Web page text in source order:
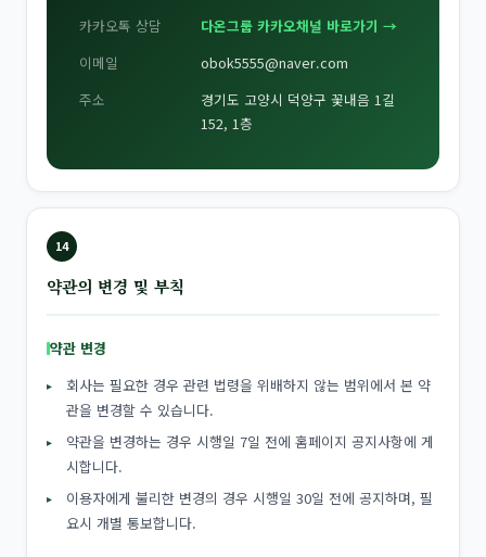
카카오톡 상담
다온그룹 카카오채널 바로가기 →
이메일
obok5555@naver.com
주소
경기도 고양시 덕양구 꽃내음 1길
152, 1층
14
약관의 변경 및 부칙
약관 변경
회사는 필요한 경우 관련 법령을 위배하지 않는 범위에서 본 약
관을 변경할 수 있습니다.
약관을 변경하는 경우 시행일 7일 전에 홈페이지 공지사항에 게
시합니다.
이용자에게 불리한 변경의 경우 시행일 30일 전에 공지하며, 필
요시 개별 통보합니다.